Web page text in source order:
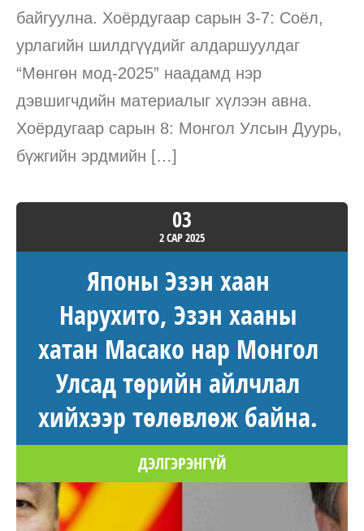
байгуулна. Хоёрдугаар сарын 3-7: Соёл,
урлагийн шилдгүүдийг алдаршуулдаг
“Мөнгөн мод-2025” наадамд нэр
дэвшигчдийн материалыг хүлээн авна.
Хоёрдугаар сарын 8: Монгол Улсын Дуурь,
бүжгийн эрдмийн […]
03
2 САР2025
Японы Эзэн хаан
Нарухито, Эзэн хааны
хатан Масако нар Монгол
Улсад төрийн айлчлал
хийхээр төлөвлөж байна.
ДЭЛГЭРЭНГҮЙ